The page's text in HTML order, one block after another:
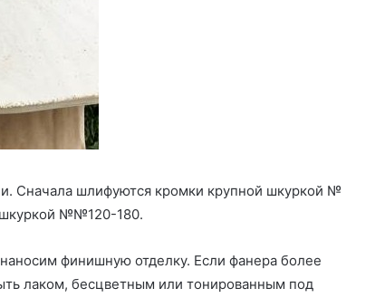
Сначала шлифуются кромки крупной шкуркой №
№№120-180.
финишную отделку. Если фанера более
лаком, бесцветным или тонированным под